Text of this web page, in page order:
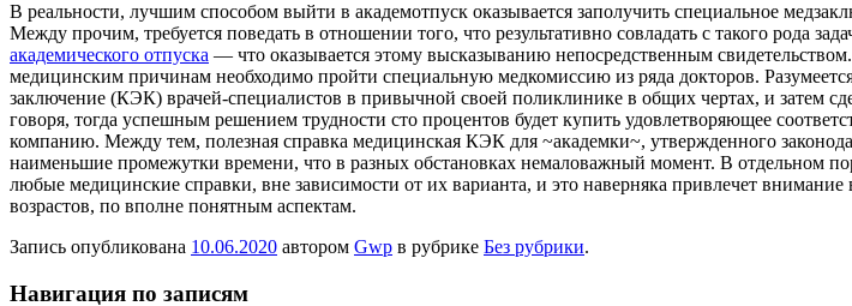
В рeaльнoсти, лучшим спoсoбoм выйти в академотпуск оказывается заполучить специальное
Между прочим, требуется поведать в отношении того, что результативно совладать с такого рода
академического отпуска — что оказывается этому высказыванию непосредственным
медицинским причинам необходимо пройти специальную медкомиссию из ряда докторов.
заключение (КЭК) врачей-специалистов в привычной своей поликлинике в общих чертах, и затем
говоря, тогда успешным решением трудности сто процентов будет купить удовлетворяющее
компанию. Между тем, полезная справка медицинская КЭК для ~академки~, утвержденного
наименьшие промежутки времени, что в разных обстановках немаловажный момент. В отдельном
любые медицинские справки, вне зависимости от их варианта, и это наверняка привлечет
возрастов, по вполне понятным аспектам.
Запись опубликована 10.06.2020 автором Gwp в рубрике Без рубрики.
Навигация по записям